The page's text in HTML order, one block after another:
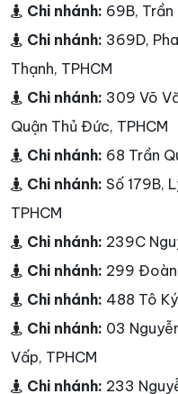
Chi nhánh: 69B, Trần
Chi nhánh: 369D,
Thạnh, TPHCM
Chi nhánh: 309 Võ
Quận Thủ Đức, TPHCM
Chi nhánh: 68 Trần
Chi nhánh: Số 179B,
TPHCM
Chi nhánh: 239C
Chi nhánh: 299 Đoàn
Chi nhánh: 488 Tô
Chi nhánh: 03
Vấp, TPHCM
Chi nhánh: 233